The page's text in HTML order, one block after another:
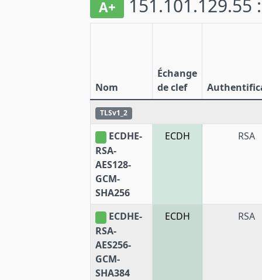
A+ 151.101.129.55
Nom
Échange
de clef
TLSv1_2
ECDHE-
RSA-
AES128-
GCM-
SHA256
ECDH RSA
ECDHE-
RSA-
AES256-
GCM-
SHA384
ECDH RSA